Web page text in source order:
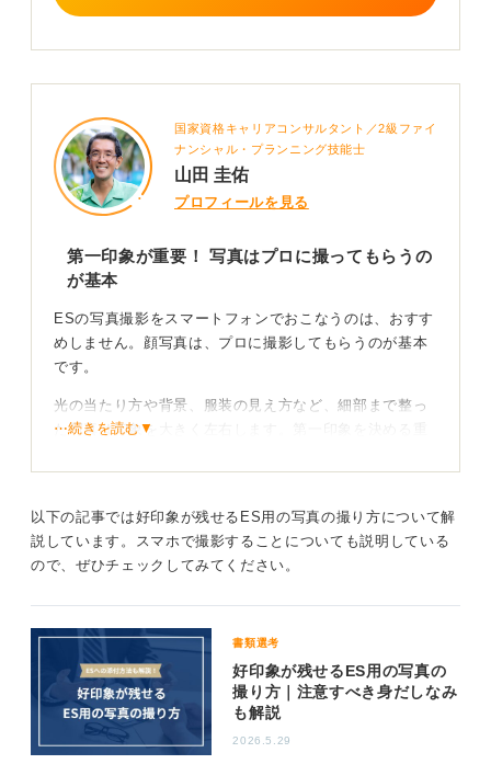
国家資格キャリアコンサルタント／2級ファイ
ナンシャル・プランニング技能士
山田 圭佑
プロフィールを見る
第一印象が重要！ 写真はプロに撮ってもらうの
が基本
ESの写真撮影をスマートフォンでおこなうのは、おすす
めしません。顔写真は、プロに撮影してもらうのが基本
です。
光の当たり方や背景、服装の見え方など、細部まで整っ
た写真は印象を大きく左右します。第一印象を決める重
う。
安易な手段はリスクあり！ 誠実な姿勢を見せよう
ると避けるのが無難です。特に就活では、自然で誠実な
印象が評価につながるため、加工や生成AIによる不自然
な画像は控えるべきだといえます。
0
⋯続きを読む▼
以下の記事では好印象が残せるES用の写真の撮り方について解
説しています。スマホで撮影することについても説明している
ので、ぜひチェックしてみてください。
書類選考
好印象が残せるES用の写真の
撮り方｜注意すべき身だしなみ
も解説
2026.5.29